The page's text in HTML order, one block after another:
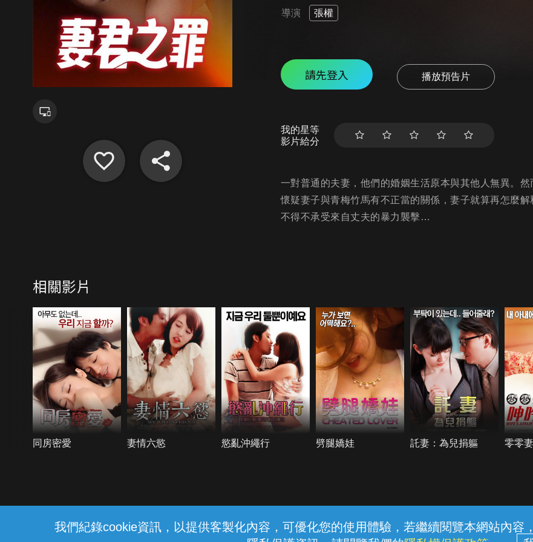
我們紀錄cookie資訊，以提供客製化內容，可優化您的使用體驗，若繼續閱覽本網站內容
導演 張權
請先登入 播放預告片
我的星等
影片給分
一對普通的夫妻，他們的婚姻生活原本與其他人無異。
懷疑妻子與青梅竹馬有不正當的關係，妻子就算再怎麼
不得不承受來自丈夫的暴力襲擊…
相關影片
同房密愛 妻情六慾 慾亂沖繩行 劈腿嬌娃 託妻：為兒捐軀 零零
線上客服 服務條款 隱私權保護